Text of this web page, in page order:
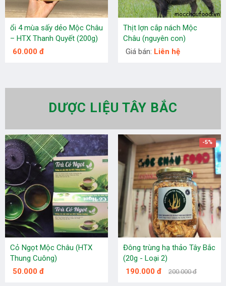
ổi 4 mùa sấy dẻo Mộc Châu
– HTX Thanh Quyết (200g)
60.000 đ
Thịt lợn cắp nách Mộc
Châu (nguyên con)
Giá bán: Liên hệ
DƯỢC LIỆU TÂY BẮC
Cỏ Ngọt Mộc Châu (HTX
Thung Cuông)
50.000 đ
-5%
Đông trùng hạ thảo Tây Bắc
(20g - Loại 2)
190.000 đ
200.000 đ